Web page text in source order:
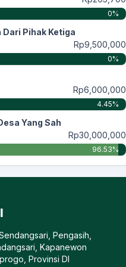
0%
Dari Pihak Ketiga
Rp9,500,000
0%
Rp6,000,000
4.45%
Yang Sah
Rp30,000,000
96.53%
Pengasih,
Kapanewon
Provinsi DI